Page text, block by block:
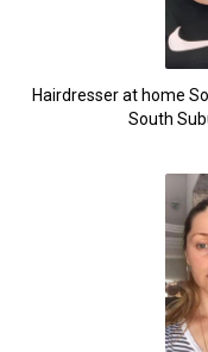
Hairdresser at home
South